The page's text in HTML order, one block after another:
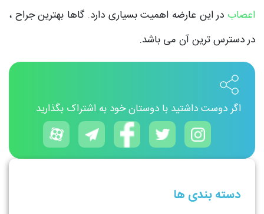
اعصاب در این عارضه اهمیت بسیاری دارد. گاها بهترین جراح ،
در دسترس ترین آن می باشد.
اگر دوست داشتید با دوستان خود به اشتراک بگذارید
دسته بندی ها